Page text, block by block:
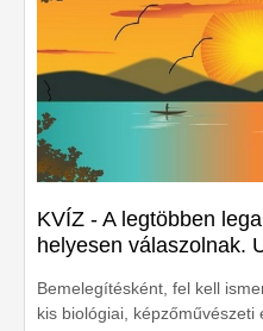
KVÍZ - A legtöbben
helyesen válaszolnak.
Bemelegítésként, fel kell
kis biológiai, képzőművészeti